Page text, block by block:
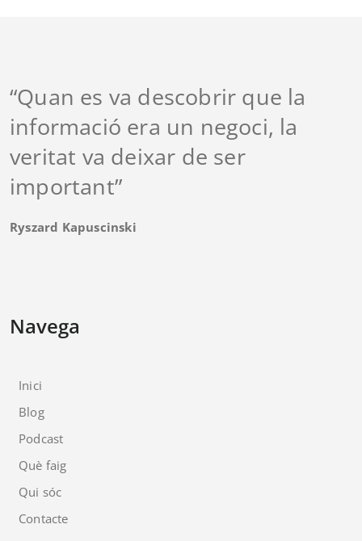
“Quan es va descobrir que la
informació era un negoci, la
veritat va deixar de ser
important”
Ryszard Kapuscinski
Navega
Inici
Blog
Podcast
Què faig
Qui sóc
Contacte